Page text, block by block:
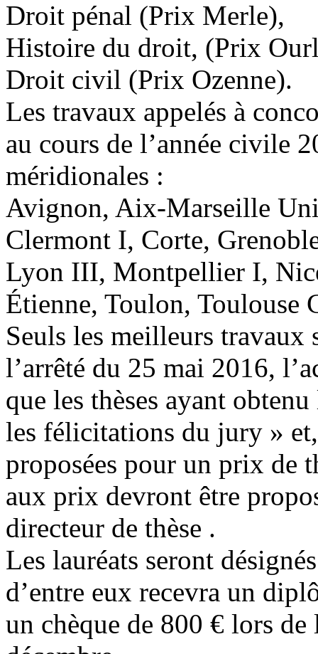
Droit pénal (Prix Merle),
Histoire du droit, (Prix
Droit civil (Prix Ozenne).
Les travaux appelés à
au cours de l’année civile
méridionales :
Avignon, Aix-Marseille
Clermont I, Corte,
Lyon III, Montpellier I,
Étienne, Toulon, Toulouse
Seuls les meilleurs travaux
l’arrêté du 25 mai 2016,
que les thèses ayant
les félicitations du jury »
proposées pour un prix de
aux prix devront être
directeur de thèse .
Les lauréats seront
d’entre eux recevra un
un chèque de 800 € lors